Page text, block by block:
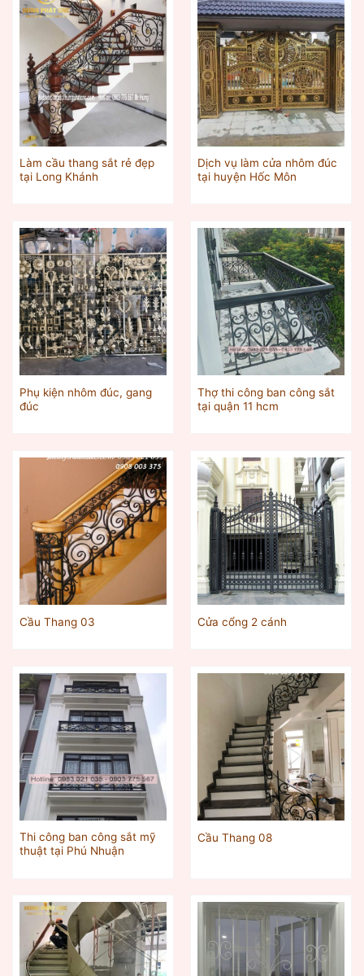
Làm cầu thang sắt rẻ đẹp
tại Long Khánh
Dịch vụ làm cửa nhôm đúc
tại huyện Hốc Môn
Phụ kiện nhôm đúc, gang
đúc
Thợ thi công ban công sắt
tại quận 11 hcm
Cầu Thang 03 Cửa cổng 2 cánh
Thi công ban công sắt mỹ
thuật tại Phú Nhuận
Cầu Thang 08